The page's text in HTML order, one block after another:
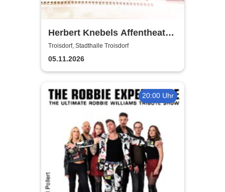
Herbert Knebels Affentheater
- Voll Karacho!
Troisdorf, Stadthalle Troisdorf
05.11.2026
20:00 Uhr